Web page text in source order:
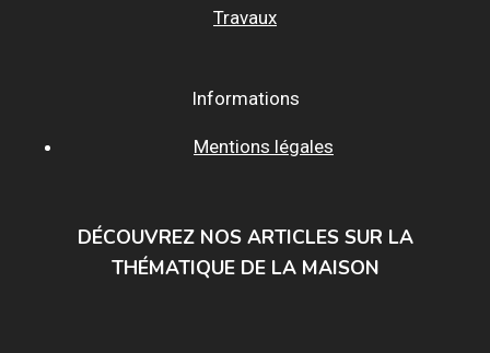
Travaux
Informations
Mentions légales
DÉCOUVREZ NOS ARTICLES SUR LA
THÉMATIQUE DE LA MAISON